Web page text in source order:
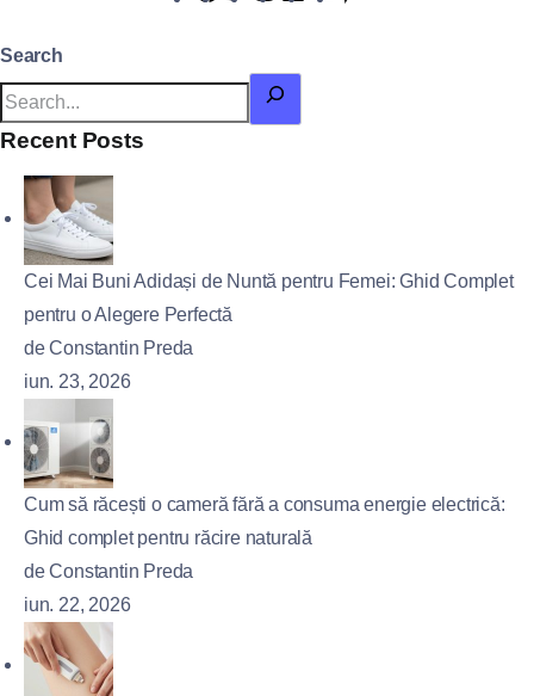
Search
Recent Posts
Cei Mai Buni Adidași de Nuntă pentru Femei: Ghid Complet
pentru o Alegere Perfectă
de Constantin Preda
iun. 23, 2026
Cum să răcești o cameră fără a consuma energie electrică:
Ghid complet pentru răcire naturală
de Constantin Preda
iun. 22, 2026